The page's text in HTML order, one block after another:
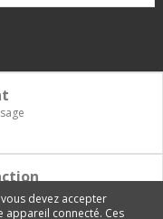
et être remboursé
devez accepter
appareil connecté. Ces